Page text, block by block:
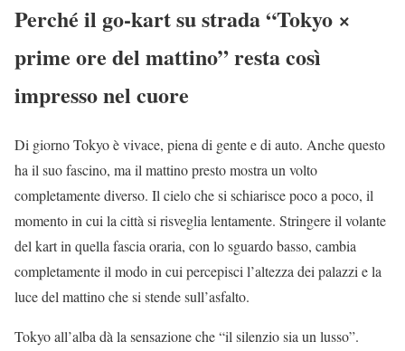
Perché il go-kart su strada “Tokyo ×
prime ore del mattino” resta così
impresso nel cuore
Di giorno Tokyo è vivace, piena di gente e di auto. Anche questo
ha il suo fascino, ma il mattino presto mostra un volto
completamente diverso. Il cielo che si schiarisce poco a poco, il
momento in cui la città si risveglia lentamente. Stringere il volante
del kart in quella fascia oraria, con lo sguardo basso, cambia
completamente il modo in cui percepisci l’altezza dei palazzi e la
luce del mattino che si stende sull’asfalto.
Tokyo all’alba dà la sensazione che “il silenzio sia un lusso”.